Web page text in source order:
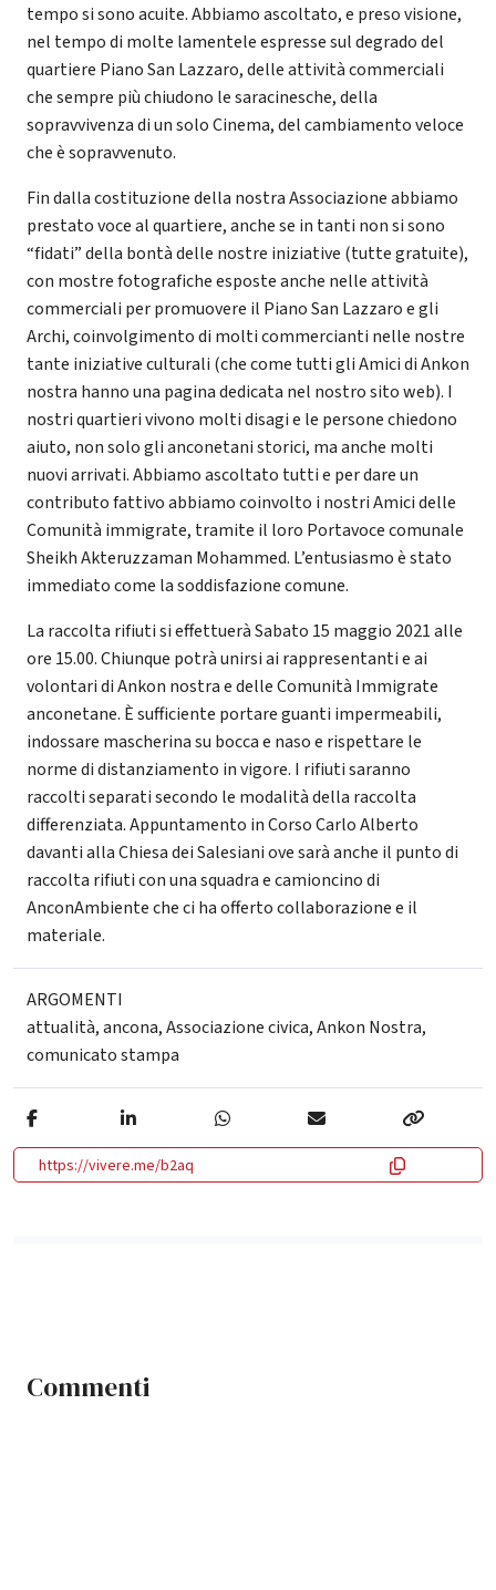
tempo si sono acuite. Abbiamo ascoltato, e preso visione,
nel tempo di molte lamentele espresse sul degrado del
quartiere Piano San Lazzaro, delle attività commerciali
che sempre più chiudono le saracinesche, della
sopravvivenza di un solo Cinema, del cambiamento veloce
che è sopravvenuto.
Fin dalla costituzione della nostra Associazione abbiamo
prestato voce al quartiere, anche se in tanti non si sono
“fidati” della bontà delle nostre iniziative (tutte gratuite),
con mostre fotografiche esposte anche nelle attività
commerciali per promuovere il Piano San Lazzaro e gli
Archi, coinvolgimento di molti commercianti nelle nostre
tante iniziative culturali (che come tutti gli Amici di Ankon
nostra hanno una pagina dedicata nel nostro sito web). I
nostri quartieri vivono molti disagi e le persone chiedono
aiuto, non solo gli anconetani storici, ma anche molti
nuovi arrivati. Abbiamo ascoltato tutti e per dare un
contributo fattivo abbiamo coinvolto i nostri Amici delle
Comunità immigrate, tramite il loro Portavoce comunale
Sheikh Akteruzzaman Mohammed. L’entusiasmo è stato
immediato come la soddisfazione comune.
La raccolta rifiuti si effettuerà Sabato 15 maggio 2021 alle
ore 15.00. Chiunque potrà unirsi ai rappresentanti e ai
volontari di Ankon nostra e delle Comunità Immigrate
anconetane. È sufficiente portare guanti impermeabili,
indossare mascherina su bocca e naso e rispettare le
norme di distanziamento in vigore. I rifiuti saranno
raccolti separati secondo le modalità della raccolta
differenziata. Appuntamento in Corso Carlo Alberto
davanti alla Chiesa dei Salesiani ove sarà anche il punto di
raccolta rifiuti con una squadra e camioncino di
AnconAmbiente che ci ha offerto collaborazione e il
materiale.
ARGOMENTI
attualità,ancona,Associazione civica,Ankon Nostra,
comunicato stampa
https://vivere.me/b2aq
Commenti